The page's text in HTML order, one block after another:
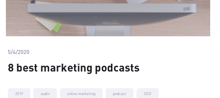
2019 audio online marketing podcast SEO
5/4/2020
8 best marketing podcasts